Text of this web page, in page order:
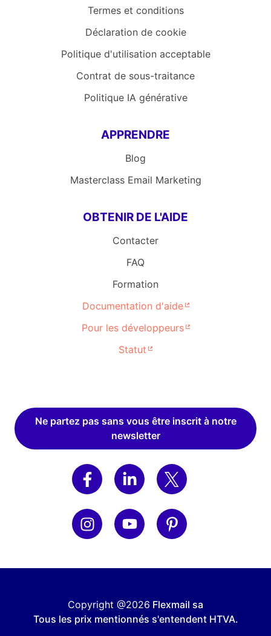
Termes et conditions
Déclaration de cookie
Politique d'utilisation acceptable
Contrat de sous-traitance
Politique IA générative
APPRENDRE
Blog
Masterclass Email Marketing
OBTENIR DE L'AIDE
Contacter
FAQ
Formation
Documentation d'aide
Pour les développeurs
Statut
Ne partez pas sans vous être inscrit à notre
newsletter
Copyright @2026 Flexmail sa
Tous les prix mentionnés s'entendent HTVA.